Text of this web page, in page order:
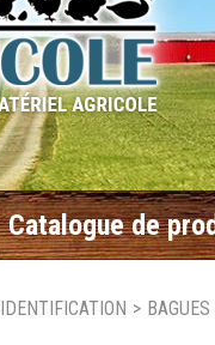
Catalogue de
IDENTIFICATION >